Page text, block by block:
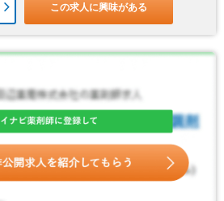
この求人に興味がある